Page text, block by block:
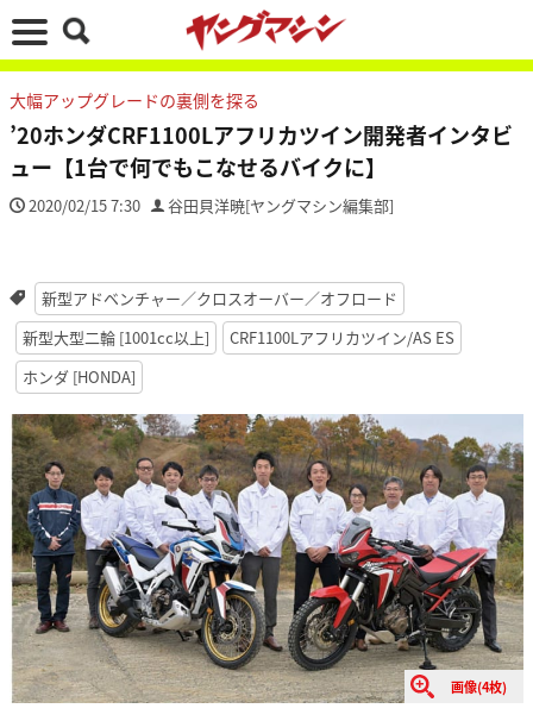
大幅アップグレードの裏側を探る
’20ホンダCRF1100Lアフリカツイン開発者インタビ
ュー【1台で何でもこなせるバイクに】
2020/02/15 7:30 谷田貝洋暁[ヤングマシン編集部]
新型アドベンチャー／クロスオーバー／オフロード
新型大型二輪 [1001cc以上]
CRF1100Lアフリカツイン/AS ES
ホンダ [HONDA]
画像(4枚)